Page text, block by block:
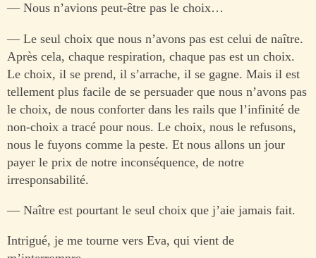
— Nous n’avions peut-être pas le choix…
— Le seul choix que nous n’avons pas est celui de naître.
Après cela, chaque respiration, chaque pas est un choix.
Le choix, il se prend, il s’arrache, il se gagne. Mais il est
tellement plus facile de se persuader que nous n’avons pas
le choix, de nous conforter dans les rails que l’infinité de
non-choix a tracé pour nous. Le choix, nous le refusons,
nous le fuyons comme la peste. Et nous allons un jour
payer le prix de notre inconséquence, de notre
irresponsabilité.
— Naître est pourtant le seul choix que j’aie jamais fait.
Intrigué, je me tourne vers Eva, qui vient de